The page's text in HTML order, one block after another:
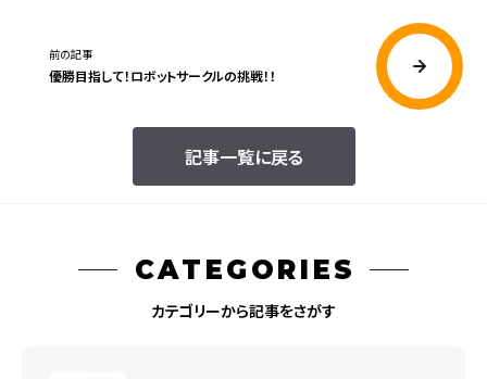
記事一覧に戻る
前の記事
優勝目指して！ロボットサークルの挑戦！！
CATEGORIES
カテゴリーから記事をさがす